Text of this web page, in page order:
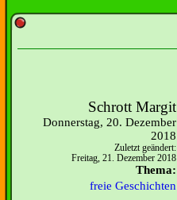
Schrott Margit
Donnerstag, 20. Dezember
2018
Zuletzt geändert:
Freitag, 21. Dezember 2018
Thema:
freie Geschichten